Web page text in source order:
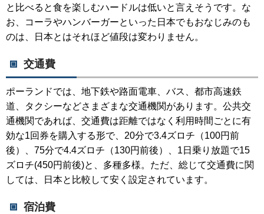
と比べると食を楽しむハードルは低いと言えそうです。な
お、コーラやハンバーガーといった日本でもおなじみのも
のは、日本とはそれほど値段は変わりません。
交通費
ポーランドでは、地下鉄や路面電車、バス、都市高速鉄
道、タクシーなどさまざまな交通機関があります。公共交
通機関であれば、交通費は距離ではなく利用時間ごとに有
効な1回券を購入する形で、20分で3.4ズロチ（100円前
後）、75分で4.4ズロチ（130円前後）、1日乗り放題で15
ズロチ(450円前後)と、多種多様。ただ、総じて交通費に関
しては、日本と比較して安く設定されています。
宿泊費